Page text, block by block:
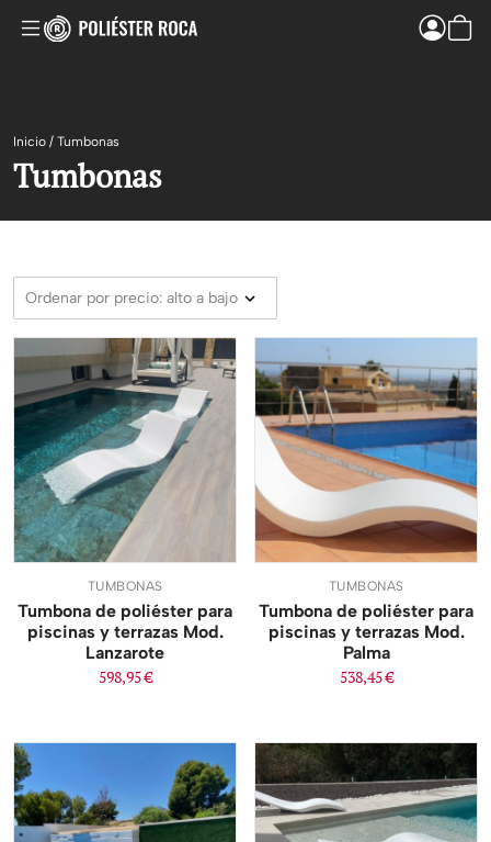
Inicio / Tumbonas
Tumbonas
TUMBONAS
Tumbona de poliéster para
piscinas y terrazas Mod.
Lanzarote
598,95€
TUMBONAS
Tumbona de poliéster para
piscinas y terrazas Mod.
Palma
538,45€